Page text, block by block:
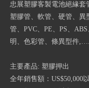
忠展塑膠客製電池絕緣套
塑膠管、軟管、硬管、異
管、PVC、PE、PS、
明、色彩管、條異型件
主要產品: 塑膠押出
全年銷售額：US$50,000